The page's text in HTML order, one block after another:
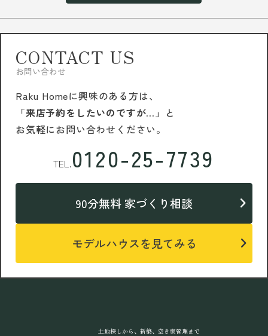
CONTACT US
お問い合わせ
Raku Homeに興味のある方は、
「来店予約をしたいのですが…」 と
お気軽にお問い合わせください。
TEL.0120-25-7739
90分無料 家づくり相談
モデルハウスを見てみる
土地探しから、新築、空き家管理まで